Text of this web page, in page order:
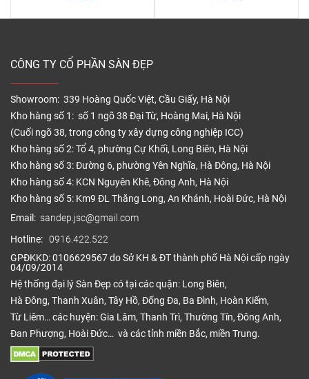
CÔNG TY CỔ PHẦN SÀN ĐẸP
Showroom: 339 Hoàng Quốc Việt, Cầu Giấy, Hà Nội
Kho hàng số 1: số 1 ngõ 38 Đại Từ, Hoàng Mai, Hà Nội
(Cuối ngõ 38, trong công ty xây dựng công nghiệp ICC)
Kho hàng số 2: Tổ 4, phường Cự Khối, Long Biên, Hà Nội
Kho hàng số 3: Đường 6, phường Yên Nghĩa, Hà Đông, Hà Nội
Kho hàng số 4: KCN Nguyên Khê, Đông Anh, Hà Nội
Kho hàng số 5: Km9 ĐL Thăng Long, An Khánh, Hoài Đức, Hà Nội
Email: sandep.jsc@gmail.com
Hotline: 0916.422.522
GPĐKKD: 0106629567 do Sở KH & ĐT thành phố Hà Nội cấp ngày
04/09/2014
Hệ thống đại lý Sàn Đẹp có tại các quận: Long Biên,
Hà Đông, Thanh Xuân, Tây Hồ, Đống Đa, Ba Đình, Hoàn Kiếm,
Từ Liêm… các huyện: Gia Lâm, Thanh Trì, Thường Tín, Đông Anh,
Đan Phượng, Hoài Đức… và các tỉnh miền Bắc, miền Trung.